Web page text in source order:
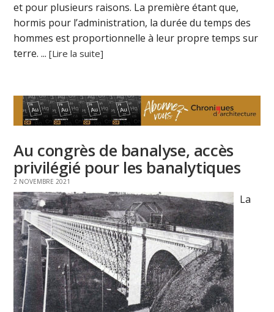
et pour plusieurs raisons. La première étant que,
hormis pour l’administration, la durée du temps des
hommes est proportionnelle à leur propre temps sur
terre. ...[Lire la suite]
Au congrès de banalyse, accès
privilégié pour les banalytiques
2 NOVEMBRE 2021
La